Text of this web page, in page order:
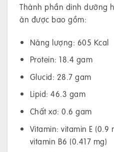
Thành phần dinh dưỡng
ăn được bao gồm:
Năng lượng: 605 Kcal
Protein: 18.4 gam
Glucid: 28.7 gam
Lipid: 46.3 gam
Chất xơ: 0.6 gam
Vitamin: vitamin E (0.9
vitamin B6 (0.417 mg)